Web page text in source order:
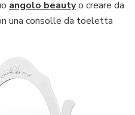
angolo beautyo creare da
una consolle da toeletta